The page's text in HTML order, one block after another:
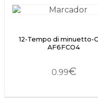
12-Tempo di minuetto-
AF6FCO4
0.99€